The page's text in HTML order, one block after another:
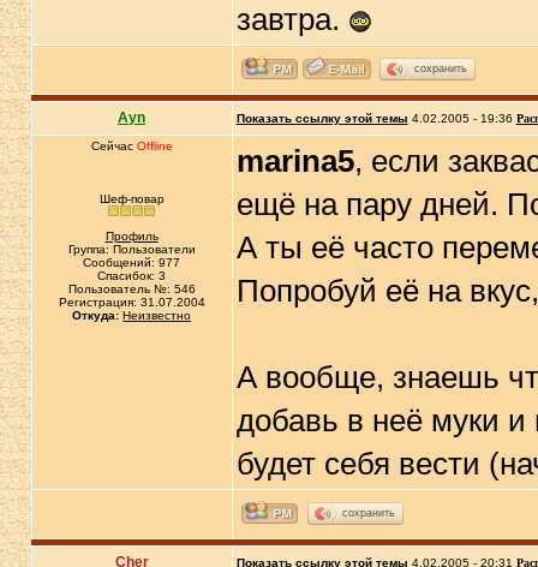
завтра.
сохранить
Ayn Показать ссылку этой темы 4.02.2005 - 19:36
Сейчас Offline
Шеф-повар
Профиль
Группа: Пользователи
Сообщений: 977
Спасибок: 3
Пользователь №: 546
Регистрация: 31.07.2004
Откуда: Неизвестно
marina5, если
ещё на пару дней.
А ты её часто
Попробуй её на
А вообще, знаешь
добавь в неё муки и
будет себя вести
сохранить
Cher Показать ссылку этой темы 4.02.2005 - 20:31